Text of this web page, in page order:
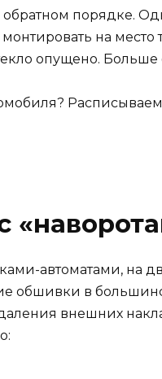
порядке.
на место
опущено. Больше
автоматами, на
обшивки в
внешних